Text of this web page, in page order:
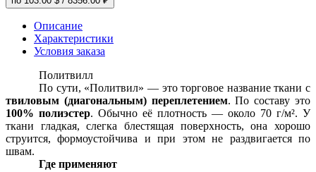
Описание
Характеристики
Условия заказа
Политвилл
По сути, «Политвил» — это торговое название ткани с
твиловым (диагональным) переплетением. По составу это
100% полиэстер. Обычно её плотность — около 70 г/м². У
ткани гладкая, слегка блестящая поверхность, она хорошо
струится, формоустойчива и при этом не раздвигается по
швам.
Где применяют